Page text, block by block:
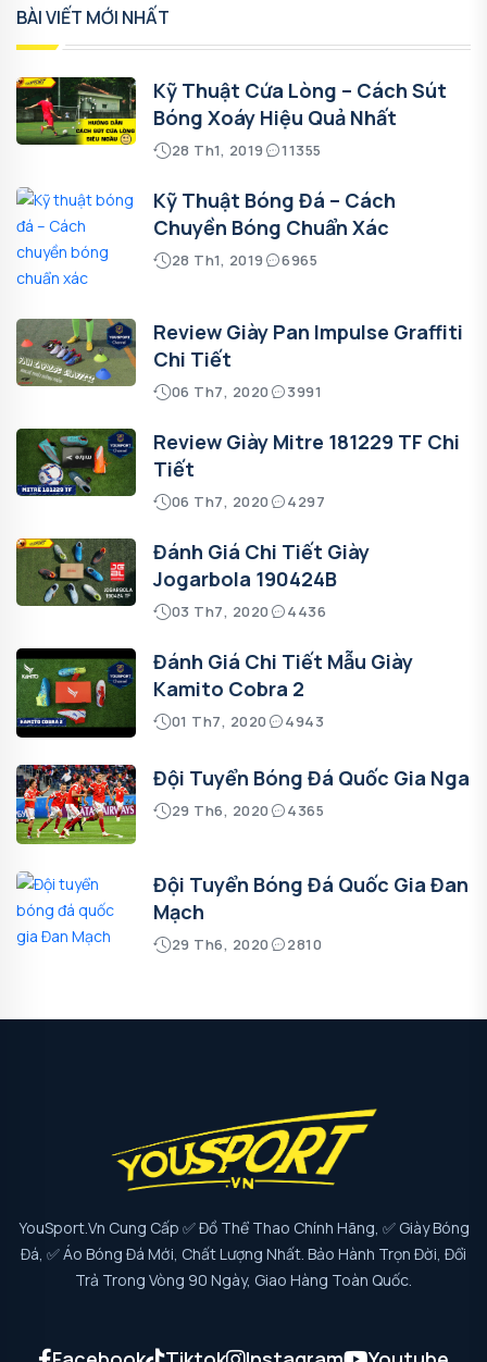
BÀI VIẾT MỚI NHẤT
Kỹ Thuật Cứa Lòng – Cách Sút
Bóng Xoáy Hiệu Quả Nhất
28 Th1, 2019 11355
Kỹ Thuật Bóng Đá – Cách
Chuyền Bóng Chuẩn Xác
28 Th1, 2019 6965
Review Giày Pan Impulse Graffiti
Chi Tiết
06 Th7, 2020 3991
Review Giày Mitre 181229 TF Chi
Tiết
06 Th7, 2020 4297
Đánh Giá Chi Tiết Giày
Jogarbola 190424B
03 Th7, 2020 4436
Đánh Giá Chi Tiết Mẫu Giày
Kamito Cobra 2
01 Th7, 2020 4943
Đội Tuyển Bóng Đá Quốc Gia Nga
29 Th6, 2020 4365
Đội Tuyển Bóng Đá Quốc Gia Đan
Mạch
29 Th6, 2020 2810
YouSport.vn Cung Cấp ✅ Đồ Thể Thao Chính Hãng, ✅ Giày Bóng
Đá, ✅ Áo Bóng Đá Mới, Chất Lượng Nhất. Bảo Hành Trọn Đời, Đổi
Trả Trong Vòng 90 Ngày, Giao Hàng Toàn Quốc.